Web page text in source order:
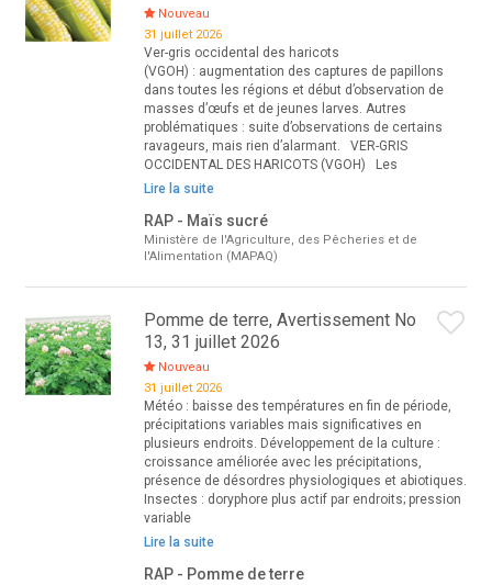
Nouveau
31 juillet 2026
Ver-gris occidental des haricots
(VGOH) : augmentation des captures de papillons
dans toutes les régions et début d’observation de
masses d’œufs et de jeunes larves. Autres
problématiques : suite d’observations de certains
ravageurs, mais rien d’alarmant. VER-GRIS
OCCIDENTAL DES HARICOTS (VGOH) Les
Lire la suite
RAP - Maïs sucré
Ministère de l'Agriculture, des Pêcheries et de
l'Alimentation (MAPAQ)
Pomme de terre, Avertissement No
13, 31 juillet 2026
Nouveau
31 juillet 2026
Météo : baisse des températures en fin de période,
précipitations variables mais significatives en
plusieurs endroits. Développement de la culture :
croissance améliorée avec les précipitations,
présence de désordres physiologiques et abiotiques.
Insectes : doryphore plus actif par endroits; pression
variable
Lire la suite
RAP - Pomme de terre